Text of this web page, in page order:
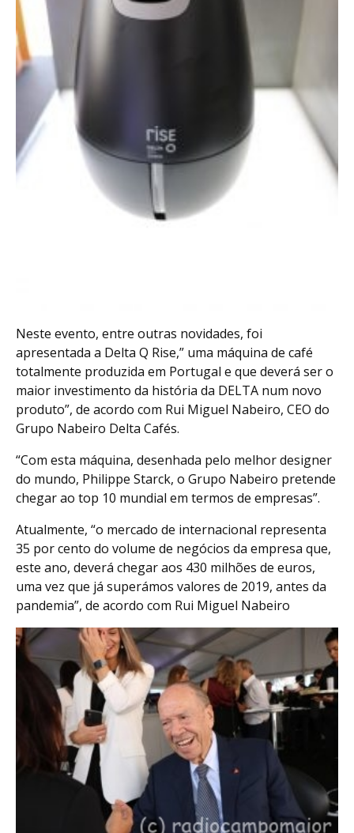
Neste evento, entre outras novidades, foi
apresentada a Delta Q Rise,” uma máquina de café
totalmente produzida em Portugal e que deverá ser o
maior investimento da história da DELTA num novo
produto”, de acordo com Rui Miguel Nabeiro, CEO do
Grupo Nabeiro Delta Cafés.
“Com esta máquina, desenhada pelo melhor designer
do mundo, Philippe Starck, o Grupo Nabeiro pretende
chegar ao top 10 mundial em termos de empresas”.
Atualmente, “o mercado de internacional representa
35 por cento do volume de negócios da empresa que,
este ano, deverá chegar aos 430 milhões de euros,
uma vez que já superámos valores de 2019, antes da
pandemia”, de acordo com Rui Miguel Nabeiro